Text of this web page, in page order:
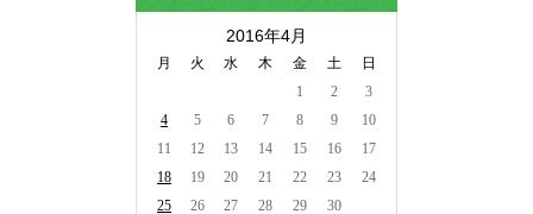
2016年4月
月 火 水 木 金 土
日
1
2
3
4
5 6 7 8 9
10
11
12 13 14 15 16
17
18
19 20 21 22 23
24
25
26 27 28 29 30